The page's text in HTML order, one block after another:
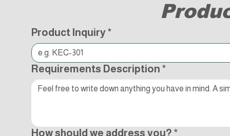
Product Inquiry*
Requirements Description *
How should we address you? *